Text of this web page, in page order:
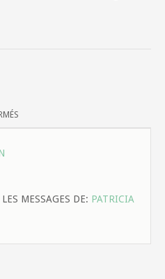
MESSAGES DE: PATRICIA